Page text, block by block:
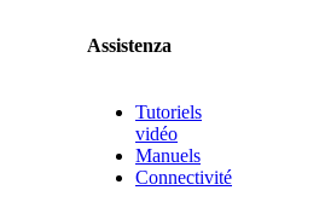
Assistenza
Tutoriels
vidéo
Manuels
Connectivité